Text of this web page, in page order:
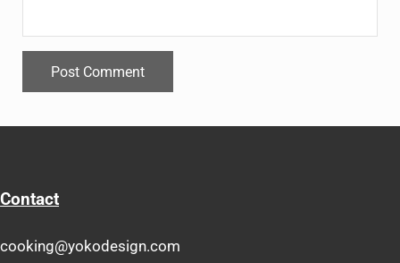
Contact
cooking@yokodesign.com